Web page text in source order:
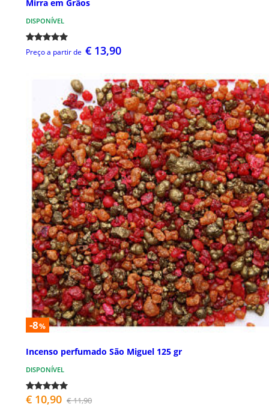
Mirra em Grãos
DISPONÍVEL
Preço a partir de € 13,90
-8%
Incenso perfumado São Miguel 125 gr
DISPONÍVEL
€ 10,90 € 11,90